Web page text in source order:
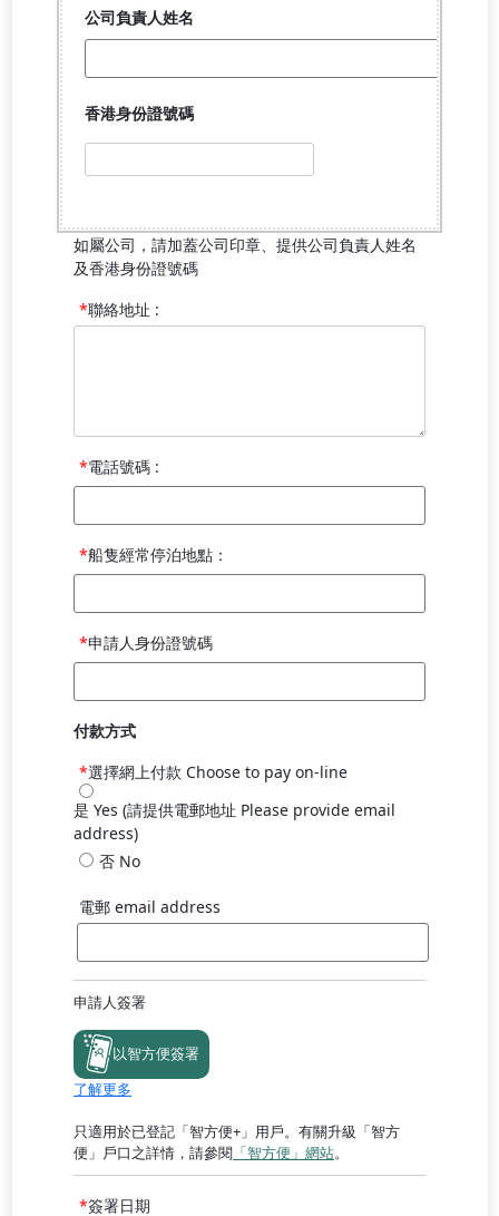
如屬公司，請加蓋公司印章、提供公司負責人姓名
及香港身份證號碼
聯絡地址 :
電話號碼 :
船隻經常停泊地點：
申請人身份證號碼
付款方式
選擇網上付款 Choose to pay on-line
是 Yes (請提供電郵地址 Please provide email
address)
否 No
電郵 email address
申請人簽署
iAMSmartSign2
以智方便簽署
了解更多
只適用於已登記「智方便+」用戶。有關升級「智方
便」戶口之詳情，請參閱 「智方便」網站。
簽署日期